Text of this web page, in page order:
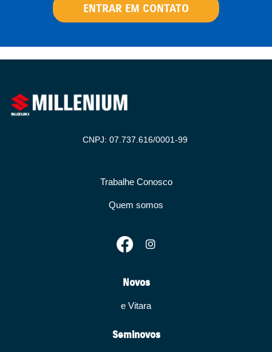
ENTRAR EM CONTATO
CNPJ: 07.737.616/0001-99
Trabalhe Conosco
Quem somos
Novos
e Vitara
Seminovos